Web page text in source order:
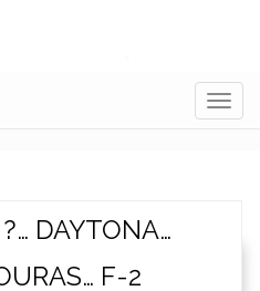
DAYTONA…
F-2